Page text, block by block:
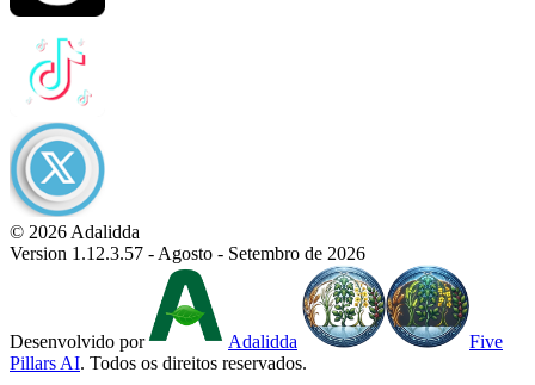
© 2026 Adalidda
Version 1.12.3.57 - Agosto - Setembro de 2026
Desenvolvido por Adalidda
Five
Pillars AI. Todos os direitos reservados.